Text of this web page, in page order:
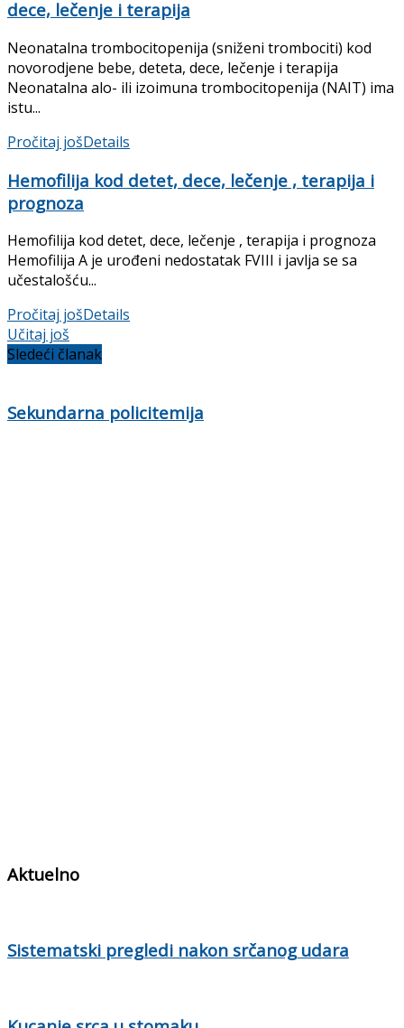
dece, lečenje i terapija
Neonatalna trombocitopenija (sniženi trombociti) kod
novorodjene bebe, deteta, dece, lečenje i terapija
Neonatalna alo- ili izoimuna trombocitopenija (NAIT) ima
istu...
Pročitaj jošDetails
Hemofilija kod detet, dece, lečenje , terapija i
prognoza
Hemofilija kod detet, dece, lečenje , terapija i prognoza
Hemofilija A je urođeni nedostatak FVIII i javlja se sa
učesta­lošću...
Pročitaj jošDetails
Učitaj još
Sledeći članak
Sekundarna policitemija
Aktuelno
Sistematski pregledi nakon srčanog udara